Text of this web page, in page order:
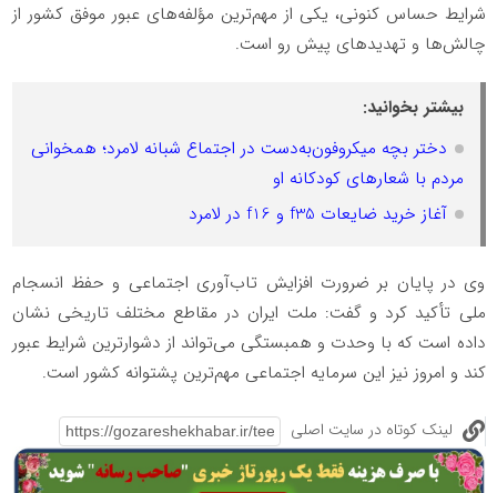
شرایط حساس کنونی، یکی از مهم‌ترین مؤلفه‌های عبور موفق کشور از
چالش‌ها و تهدیدهای پیش رو است.
بیشتر بخوانید:
دختر بچه میکروفون‌به‌دست در اجتماع شبانه لامرد؛ همخوانی
مردم با شعارهای کودکانه او
آغاز خرید ضایعات f35 و f16 در لامرد
وی در پایان بر ضرورت افزایش تاب‌آوری اجتماعی و حفظ انسجام
ملی تأکید کرد و گفت: ملت ایران در مقاطع مختلف تاریخی نشان
داده است که با وحدت و همبستگی می‌تواند از دشوارترین شرایط عبور
کند و امروز نیز این سرمایه اجتماعی مهم‌ترین پشتوانه کشور است.
لینک کوتاه در سایت اصلی